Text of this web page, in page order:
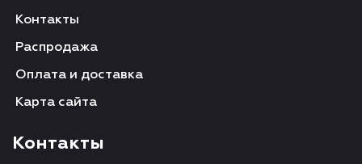
Контакты
Распродажа
Оплата и доставка
Карта сайта
Контакты